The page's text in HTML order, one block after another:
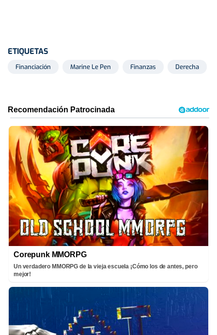
ETIQUETAS
Financiación Marine Le Pen Finanzas Derecha
Corepunk MMORPG
Un verdadero MMORPG de la vieja escuela ¡Cómo los de antes, pero
mejor!